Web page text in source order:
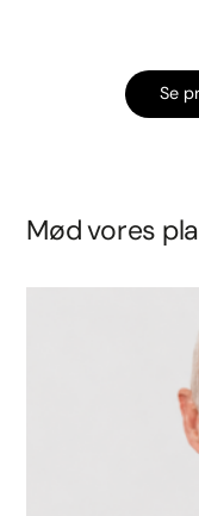
Se
Mød vores